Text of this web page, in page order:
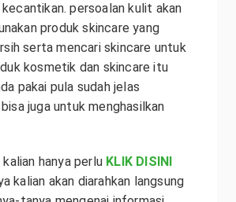
persoalan kulit akan
produk skincare yang
serta mencari skincare untuk
kosmetik dan skincare itu
pakai pula sudah jelas
juga untuk menghasilkan
hanya perlu KLIK DISINI
kalian akan diarahkan langsung